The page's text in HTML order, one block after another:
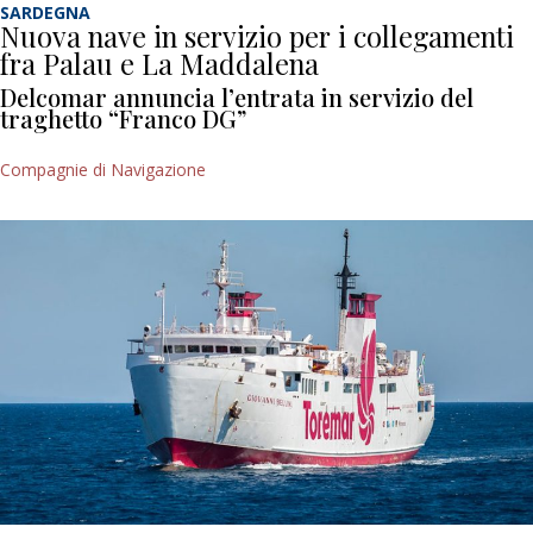
SARDEGNA
Nuova nave in servizio per i collegamenti
fra Palau e La Maddalena
Delcomar annuncia l’entrata in servizio del
traghetto “Franco DG”
Compagnie di Navigazione